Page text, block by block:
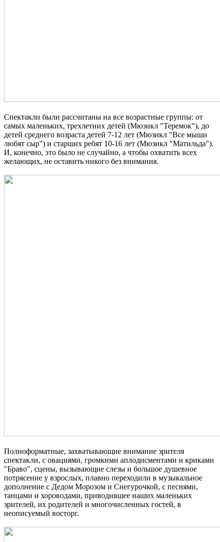
Спектакли были рассчитаны на все возрастные группы: от
самых маленьких, трехлетних детей (Мюзикл "Теремок"), до
детей среднего возраста детей 7-12 лет (Мюзикл "Все мыши
любят сыр") и старших ребят 10-16 лет (Мюзикл "Матильда").
И, конечно, это было не случайно, а чтобы охватить всех
желающих, не оставить никого без внимания.
Полноформатные, захватывающие внимание зрителя
спектакли, с овациями, громкими аплодисментами и криками
"Браво", сцены, вызывающие слезы и большое душевное
потрясение у взрослых, плавно переходили в музыкальное
дополнение с Дедом Морозом и Снегурочкой, с песнями,
танцами и хороводами, приводившее наших маленьких
зрителей, их родителей и многочисленных гостей, в
неописуемый восторг.